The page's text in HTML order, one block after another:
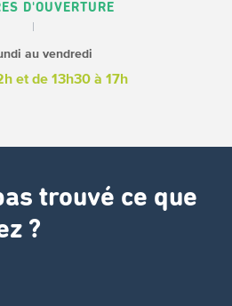
D'OUVERTURE
au vendredi
et de 13h30 à 17h
trouvé ce que
?